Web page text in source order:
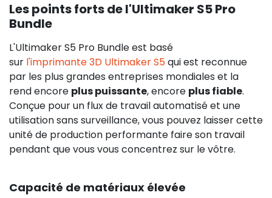
929,70 €
Les points forts de l'Ultimaker S5 Pro
Bundle
L'Ultimaker S5 Pro Bundle est basé
sur l'imprimante 3D Ultimaker S5qui est reconnue
par les plus grandes entreprises mondiales et la
rend encore plus puissante, encore plus fiable.
Conçue pour un flux de travail automatisé et une
utilisation sans surveillance, vous pouvez laisser cette
unité de production performante faire son travail
pendant que vous vous concentrez sur le vôtre.
Capacité de matériaux élevée